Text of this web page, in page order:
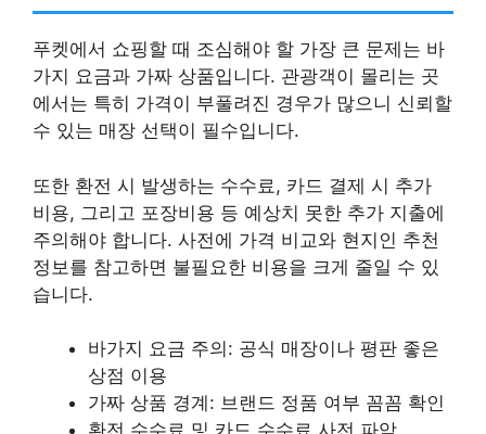
푸켓에서 쇼핑할 때 조심해야 할 가장 큰 문제는 바
가지 요금과 가짜 상품입니다. 관광객이 몰리는 곳
에서는 특히 가격이 부풀려진 경우가 많으니 신뢰할
수 있는 매장 선택이 필수입니다.
또한 환전 시 발생하는 수수료, 카드 결제 시 추가
비용, 그리고 포장비용 등 예상치 못한 추가 지출에
주의해야 합니다. 사전에 가격 비교와 현지인 추천
정보를 참고하면 불필요한 비용을 크게 줄일 수 있
습니다.
바가지 요금 주의: 공식 매장이나 평판 좋은
상점 이용
가짜 상품 경계: 브랜드 정품 여부 꼼꼼 확인